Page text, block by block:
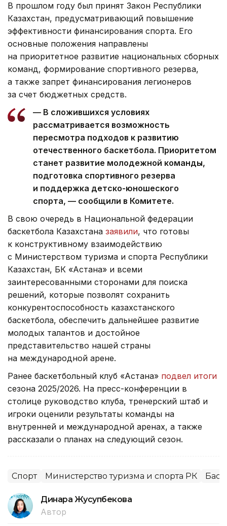
В прошлом году был принят Закон Республики
Казахстан, предусматривающий повышение
эффективности финансирования спорта. Его
основные положения направлены
на приоритетное развитие национальных сборных
команд, формирование спортивного резерва,
а также запрет финансирования легионеров
за счет бюджетных средств.
— В сложившихся условиях
рассматривается возможность
пересмотра подходов к развитию
отечественного баскетбола. Приоритетом
станет развитие молодежной команды,
подготовка спортивного резерва
и поддержка детско-юношеского
спорта, — сообщили в Комитете.
В свою очередь в Национальной федерации
баскетбола Казахстана заявили, что готовы
к конструктивному взаимодействию
с Министерством туризма и спорта Республики
Казахстан, БК «Астана» и всеми
заинтересованными сторонами для поиска
решений, которые позволят сохранить
конкурентоспособность казахстанского
баскетбола, обеспечить дальнейшее развитие
молодых талантов и достойное
представительство нашей страны
на международной арене.
Ранее баскетбольный клуб «Астана» подвел итоги
сезона 2025/2026. На пресс-конференции в
столице руководство клуба, тренерский штаб и
игроки оценили результаты команды на
внутренней и международной аренах, а также
рассказали о планах на следующий сезон.
Спорт Министерство туризма и спорта РК
Динара Жусупбекова
Автор